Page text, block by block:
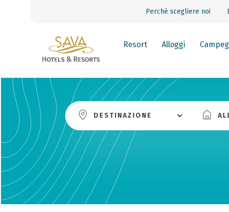
Perché scegliere noi
Resort Alloggi
DESTINAZIONE